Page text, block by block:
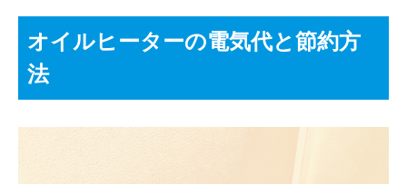
オイルヒーターの電気代と節約方
法